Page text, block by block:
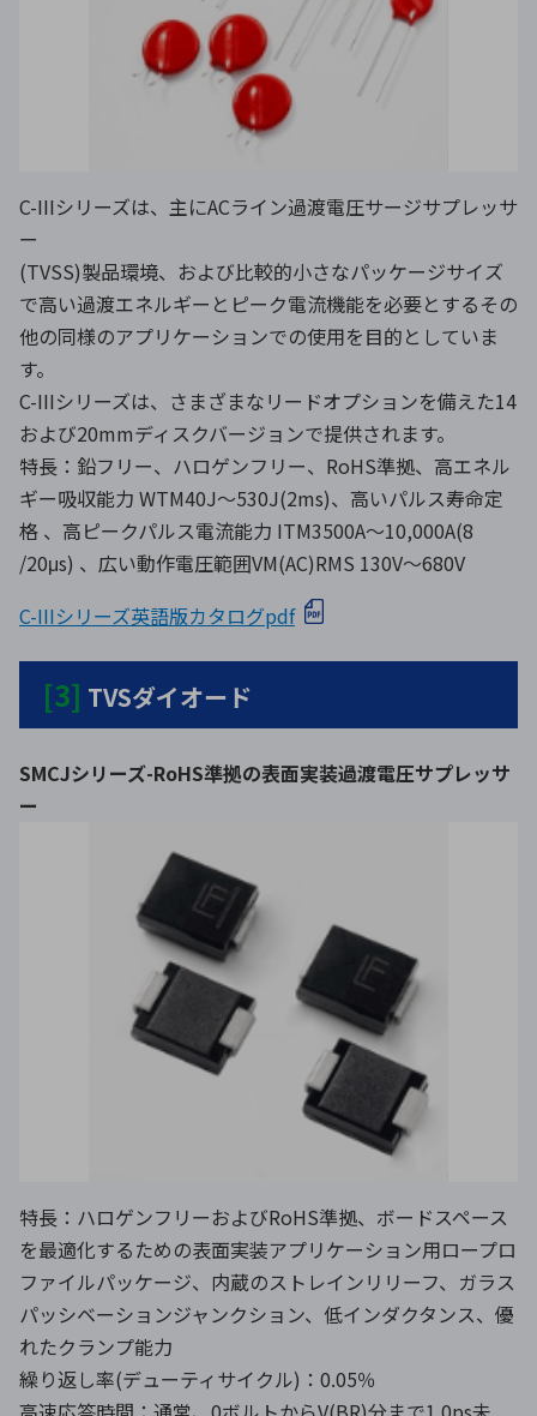
C-IIIシリーズは、主にACライン過渡電圧サージサプレッサ
ー
(TVSS)製品環境、および比較的小さなパッケージサイズ
で高い過渡エネルギーとピーク電流機能を必要とするその
他の同様のアプリケーションでの使用を目的としていま
す。
C-IIIシリーズは、さまざまなリードオプションを備えた14
および20mmディスクバージョンで提供されます。
特長：鉛フリー、ハロゲンフリー、RoHS準拠、高エネル
ギー吸収能力 WTM40J〜530J(2ms)、高いパルス寿命定
格 、高ピークパルス電流能力 ITM3500A〜10,000A(8
/20μs) 、広い動作電圧範囲VM(AC)RMS 130V〜680V
C-IIIシリーズ英語版カタログpdf
[3] TVSダイオード
SMCJシリーズ-RoHS準拠の表面実装過渡電圧サプレッサ
ー
特長：ハロゲンフリーおよびRoHS準拠、ボードスペース
を最適化するための表面実装アプリケーション用ロープロ
ファイルパッケージ、内蔵のストレインリリーフ、ガラス
パッシベーションジャンクション、低インダクタンス、優
れたクランプ能力
繰り返し率(デューティサイクル)：0.05％